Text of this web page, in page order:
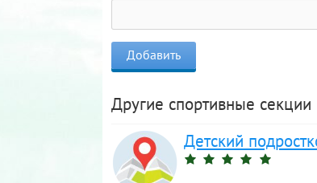
Другие спортивные
Детский